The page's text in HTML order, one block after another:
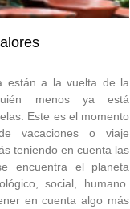
están a la vuelta de la
menos ya está
Este es el momento
vacaciones o viaje
teniendo en cuenta las
encuentra el planeta
social, humano.
en cuenta algo más